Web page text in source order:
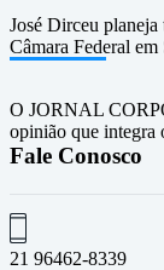
José Dirceu
Câmara Federal
O JORNAL
opinião que integra
Fale Conosco
21 96462-8339